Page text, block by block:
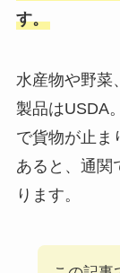
す。
水産物や野菜
製品はUSDA
で貨物が止ま
あると、通関
ります。